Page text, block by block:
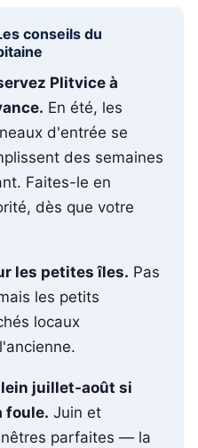
conseils du
Plitvice à
En été, les
d'entrée se
des semaines
Faites-le en
dès que votre
les petites îles. Pas
les petits
locaux
juillet-août si
foule. Juin et
parfaites — la